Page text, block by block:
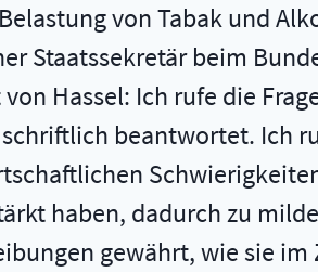
von Tabak und
Staatssekretär beim
Hassel: Ich rufe die
beantwortet. Ich
haben, dadurch zu
gewährt, wie sie